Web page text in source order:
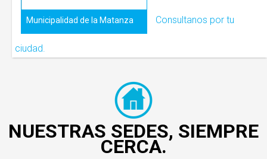
Municipalidad de la Matanza Consultanos por tu
ciudad.
NUESTRAS SEDES, SIEMPRE
CERCA.